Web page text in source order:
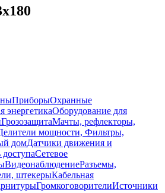
ПриборыОхранные
энергетикаОборудование для
ГрозозащитаМачты, рефлекторы,
мощности, Фильтры,
домДатчики движения и
Сетевое
ВидеонаблюдениеРазъемы,
штекерыКабельная
ГромкоговорителиИсточники